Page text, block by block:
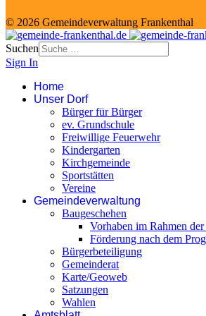
© 2026 Gemeindeverwaltung Frankenthal
Suchen
Sign In
Home
Unser Dorf
Bürger für Bürger
ev. Grundschule
Freiwillige Feuerwehr
Kindergarten
Kirchgemeinde
Sportstätten
Vereine
Gemeindeverwaltung
Baugeschehen
Vorhaben im Rahmen
Förderung nach dem
Bürgerbeteiligung
Gemeinderat
Karte/Geoweb
Satzungen
Wahlen